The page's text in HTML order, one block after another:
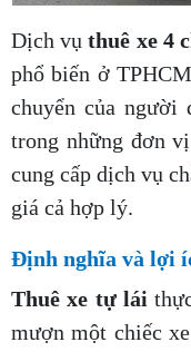
Dịch vụthuê xe 4
phổ biến ở
chuyển của người
trong những đơn
cung cấp dịch vụ
giá cả hợp lý.
Định nghĩa và lợi
Thuê xe tự lái
mượn một chiếc